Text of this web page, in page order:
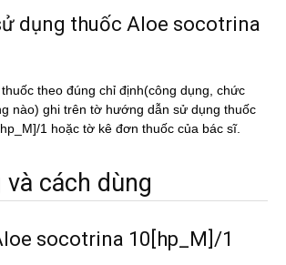
dụng thuốc Aloe socotrina
theo đúng chỉ định(công dụng, chức
nào) ghi trên tờ hướng dẫn sử dụng thuốc
1 hoặc tờ kê đơn thuốc của bác sĩ.
và cách dùng
socotrina 10[hp_M]/1